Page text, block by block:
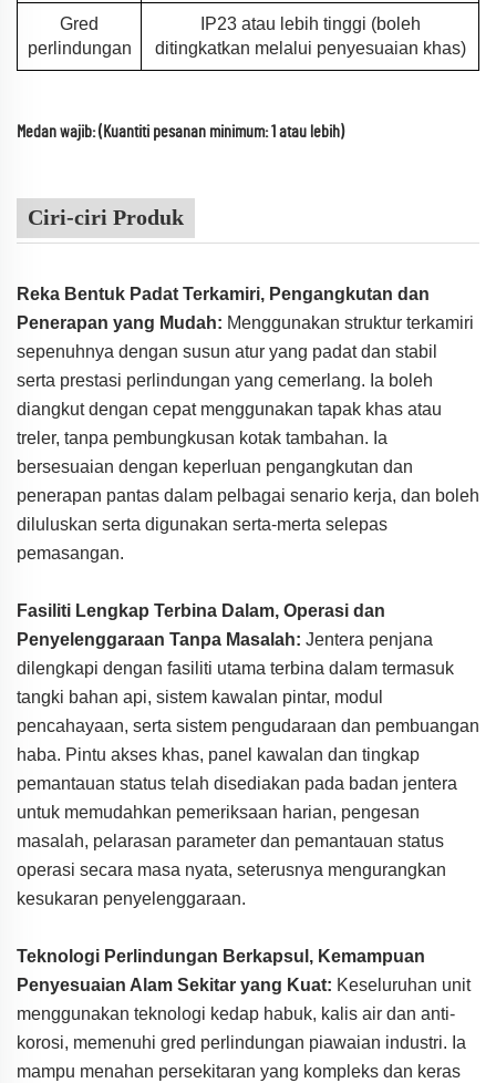
Gred
perlindungan
IP23 atau lebih tinggi (boleh
ditingkatkan melalui penyesuaian khas)
Medan wajib: (Kuantiti pesanan minimum: 1 atau lebih)
Ciri-ciri Produk
Reka Bentuk Padat Terkamiri, Pengangkutan dan
Penerapan yang Mudah: Menggunakan struktur terkamiri
sepenuhnya dengan susun atur yang padat dan stabil
serta prestasi perlindungan yang cemerlang. Ia boleh
diangkut dengan cepat menggunakan tapak khas atau
treler, tanpa pembungkusan kotak tambahan. Ia
bersesuaian dengan keperluan pengangkutan dan
penerapan pantas dalam pelbagai senario kerja, dan boleh
diluluskan serta digunakan serta-merta selepas
pemasangan.
Fasiliti Lengkap Terbina Dalam, Operasi dan
Penyelenggaraan Tanpa Masalah: Jentera penjana
dilengkapi dengan fasiliti utama terbina dalam termasuk
tangki bahan api, sistem kawalan pintar, modul
pencahayaan, serta sistem pengudaraan dan pembuangan
haba. Pintu akses khas, panel kawalan dan tingkap
pemantauan status telah disediakan pada badan jentera
untuk memudahkan pemeriksaan harian, pengesan
masalah, pelarasan parameter dan pemantauan status
operasi secara masa nyata, seterusnya mengurangkan
kesukaran penyelenggaraan.
Teknologi Perlindungan Berkapsul, Kemampuan
Penyesuaian Alam Sekitar yang Kuat: Keseluruhan unit
menggunakan teknologi kedap habuk, kalis air dan anti-
korosi, memenuhi gred perlindungan piawaian industri. Ia
mampu menahan persekitaran yang kompleks dan keras